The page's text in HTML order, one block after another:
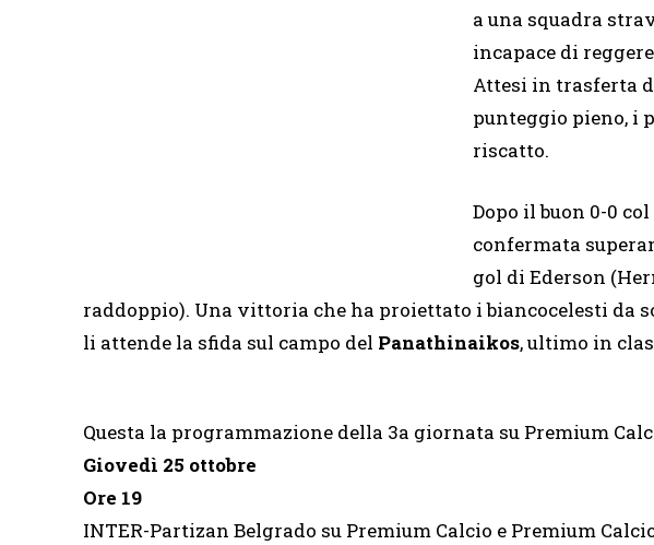
a una squadra
incapace di
Attesi in trasferta
punteggio pieno, i
riscatto.
Dopo il buon 0-0
confermata
gol di Ederson
raddoppio). Una vittoria che ha proiettato i biancocelesti da
li attende la sfida sul campo del Panathinaikos, ultimo in
Questa la programmazione della 3a giornata su Premium
Giovedì 25 ottobre
Ore 19
INTER-Partizan Belgrado su Premium Calcio e Premium